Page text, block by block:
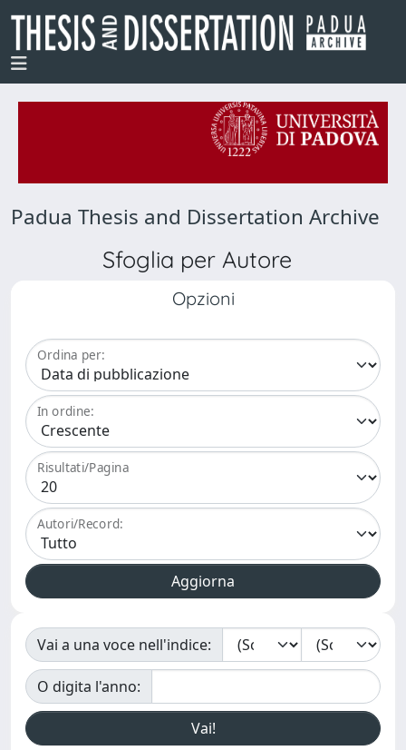
Padua Thesis and Dissertation Archive
Sfoglia per Autore
Opzioni
Ordina per:
In ordine:
Risultati/Pagina
Autori/Record:
Vai a una voce nell'indice:
O digita l'anno: